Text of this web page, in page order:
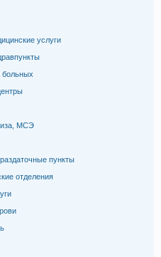
услуги
больных
МСЭ
пункты
отделения